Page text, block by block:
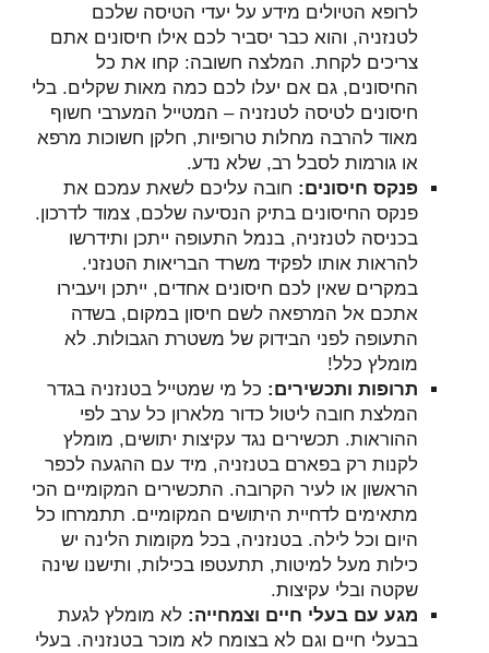
לרופא הטיולים מידע על יעדי הטיסה שלכם
לטנזניה, והוא כבר יסביר לכם אילו חיסונים אתם
צריכים לקחת. המלצה חשובה: קחו את כל
החיסונים, גם אם יעלו לכם כמה מאות שקלים. בלי
חיסונים לטיסה לטנזניה – המטייל המערבי חשוף
מאוד להרבה מחלות טרופיות, חלקן חשוכות מרפא
או גורמות לסבל רב, שלא נדע.
פנקס חיסונים: חובה עליכם לשאת עמכם את
פנקס החיסונים בתיק הנסיעה שלכם, צמוד לדרכון.
בכניסה לטנזניה, בנמל התעופה ייתכן ותידרשו
להראות אותו לפקיד משרד הבריאות הטנזני.
במקרים שאין לכם חיסונים אחדים, ייתכן ויעבירו
אתכם אל המרפאה לשם חיסון במקום, בשדה
התעופה לפני הבידוק של משטרת הגבולות. לא
מומלץ כלל!
תרופות ותכשירים: כל מי שמטייל בטנזניה בגדר
המלצת חובה ליטול כדור מלארון כל ערב לפי
ההוראות. תכשירים נגד עקיצות יתושים, מומלץ
לקנות רק בפארם בטנזניה, מיד עם ההגעה לכפר
הראשון או לעיר הקרובה. התכשירים המקומיים הכי
מתאימים לדחיית היתושים המקומיים. תתמרחו כל
היום וכל לילה. בטנזניה, בכל מקומות הלינה יש
כילות מעל למיטות, תתעטפו בכילות, ותישנו שינה
שקטה ובלי עקיצות.
מגע עם בעלי חיים וצמחייה: לא מומלץ לגעת
בבעלי חיים וגם לא בצומח לא מוכר בטנזניה. בעלי